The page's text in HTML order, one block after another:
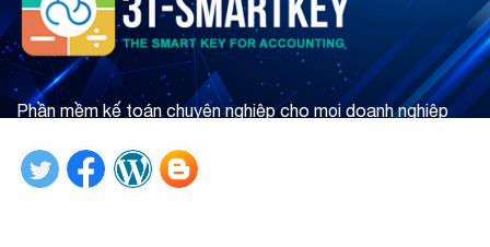
Phần mềm kế toán chuyên nghiệp cho mọi doanh nghiệp